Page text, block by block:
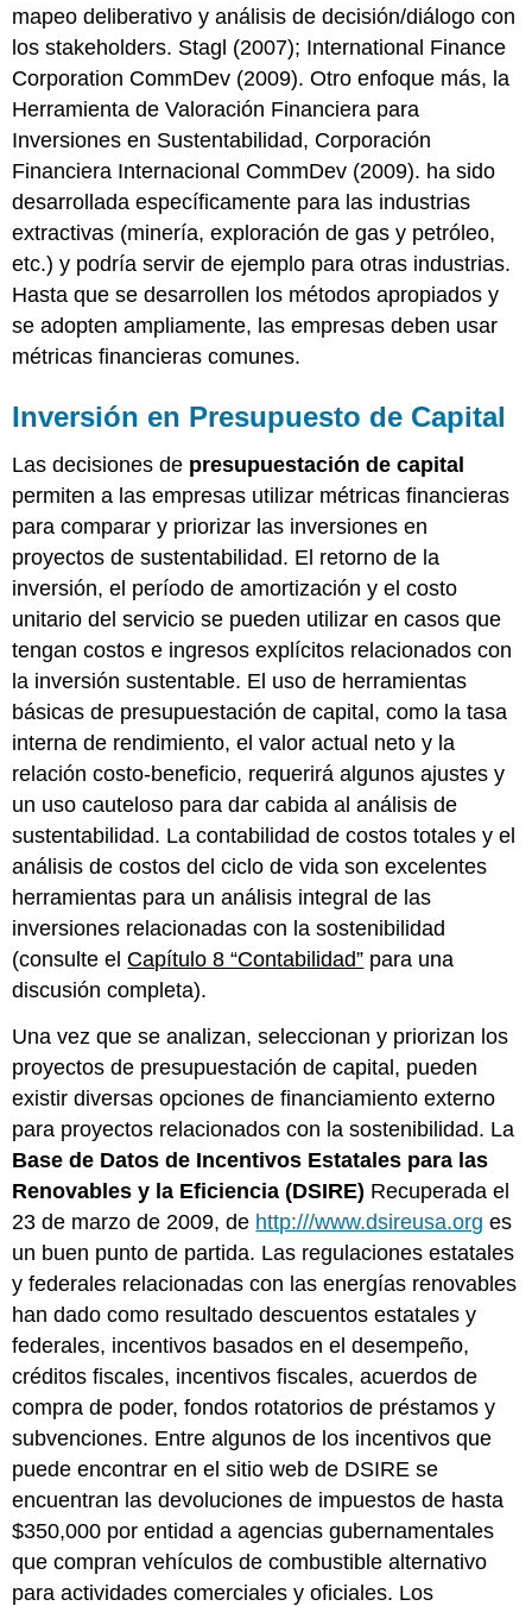
mapeo deliberativo y análisis de decisión/diálogo con
los stakeholders. Stagl (2007); International Finance
Corporation CommDev (2009). Otro enfoque más, la
Herramienta de Valoración Financiera para
Inversiones en Sustentabilidad, Corporación
Financiera Internacional CommDev (2009). ha sido
desarrollada específicamente para las industrias
extractivas (minería, exploración de gas y petróleo,
etc.) y podría servir de ejemplo para otras industrias.
Hasta que se desarrollen los métodos apropiados y
se adopten ampliamente, las empresas deben usar
métricas financieras comunes.
Inversión en Presupuesto de Capital
Las decisiones de presupuestación de capital
permiten a las empresas utilizar métricas financieras
para comparar y priorizar las inversiones en
proyectos de sustentabilidad. El retorno de la
inversión, el período de amortización y el costo
unitario del servicio se pueden utilizar en casos que
tengan costos e ingresos explícitos relacionados con
la inversión sustentable. El uso de herramientas
básicas de presupuestación de capital, como la tasa
interna de rendimiento, el valor actual neto y la
relación costo-beneficio, requerirá algunos ajustes y
un uso cauteloso para dar cabida al análisis de
sustentabilidad. La contabilidad de costos totales y el
análisis de costos del ciclo de vida son excelentes
herramientas para un análisis integral de las
inversiones relacionadas con la sostenibilidad
(consulte el Capítulo 8 “Contabilidad” para una
discusión completa).
Una vez que se analizan, seleccionan y priorizan los
proyectos de presupuestación de capital, pueden
existir diversas opciones de financiamiento externo
para proyectos relacionados con la sostenibilidad. La
Base de Datos de Incentivos Estatales para las
Renovables y la Eficiencia (DSIRE) Recuperada el
23 de marzo de 2009, de http:///www.dsireusa.org es
un buen punto de partida. Las regulaciones estatales
y federales relacionadas con las energías renovables
han dado como resultado descuentos estatales y
federales, incentivos basados en el desempeño,
créditos fiscales, incentivos fiscales, acuerdos de
compra de poder, fondos rotatorios de préstamos y
subvenciones. Entre algunos de los incentivos que
puede encontrar en el sitio web de DSIRE se
encuentran las devoluciones de impuestos de hasta
$350,000 por entidad a agencias gubernamentales
que compran vehículos de combustible alternativo
para actividades comerciales y oficiales. Los